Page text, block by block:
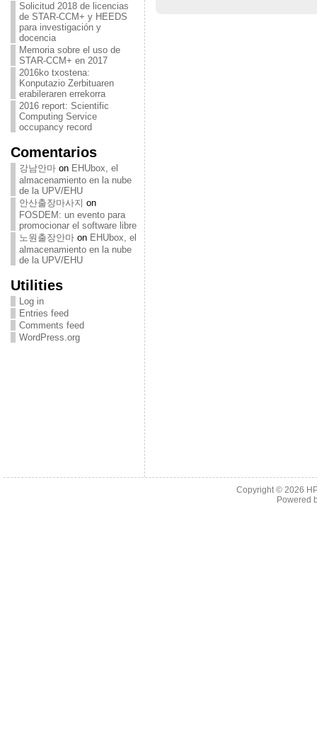
Solicitud 2018 de licencias
de STAR-CCM+ y HEEDS
para investigación y
docencia
Memoria sobre el uso de
STAR-CCM+ en 2017
2016ko txostena:
Konputazio Zerbituaren
erabileraren errekorra
2016 report: Scientific
Computing Service
occupancy record
Comentarios
강남안마on EHUbox, el
almacenamiento en la nube
de la UPV/EHU
안산출장마사지 on
FOSDEM: un evento para
promocionar el software libre
노원출장안마on EHUbox, el
almacenamiento en la nube
de la UPV/EHU
Utilities
Log in
Entries feed
Comments feed
WordPress.org
Copyright © 2026
Powered